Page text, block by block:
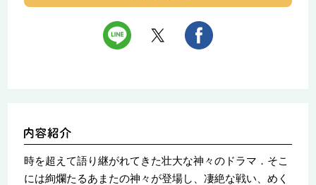
時を超えて語り継がれてきた壮大な神々のドラマ．そこ
には絢爛たるあまたの神々が登場し、凄絶な戦い、めく